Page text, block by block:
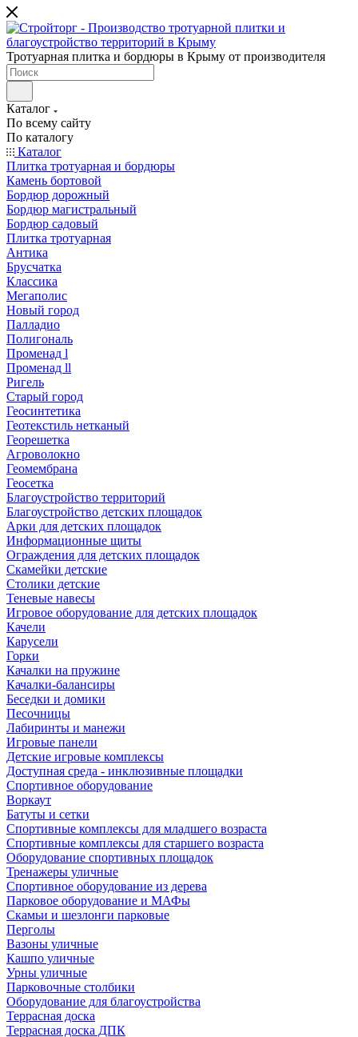
Тротуарная плитка и бордюры в Крыму от производителя
Каталог
По всему сайту
По каталогу
Каталог
Плитка тротуарная и бордюры
Камень бортовой
Бордюр дорожный
Бордюр магистральный
Бордюр садовый
Плитка тротуарная
Антика
Брусчатка
Классика
Мегаполис
Новый город
Палладио
Полигональ
Променад l
Променад ll
Ригель
Старый город
Геосинтетика
Геотекстиль нетканый
Георешетка
Агроволокно
Геомембрана
Геосетка
Благоустройство территорий
Благоустройство детских площадок
Арки для детских площадок
Информационные щиты
Ограждения для детских площадок
Скамейки детские
Столики детские
Теневые навесы
Игровое оборудование для детских площадок
Качели
Карусели
Горки
Качалки на пружине
Качалки-балансиры
Беседки и домики
Песочницы
Лабиринты и манежи
Игровые панели
Детские игровые комплексы
Доступная среда - инклюзивные площадки
Спортивное оборудование
Воркаут
Батуты и сетки
Спортивные комплексы для младшего возраста
Спортивные комплексы для старшего возраста
Оборудование спортивных площадок
Тренажеры уличные
Спортивное оборудование из дерева
Парковое оборудование и МАФы
Скамьи и шезлонги парковые
Перголы
Вазоны уличные
Кашпо уличные
Урны уличные
Парковочные столбики
Оборудование для благоустройства
Террасная доска
Террасная доска ДПК